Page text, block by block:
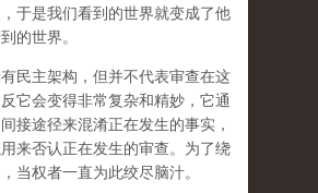
于是我们看到的世界就变成了他
的世界。
民主架构，但并不代表审查在这
它会变得非常复杂和精妙，它通
接途径来混淆正在发生的事实，
来否认正在发生的审查。为了绕
当权者一直为此绞尽脑汁。